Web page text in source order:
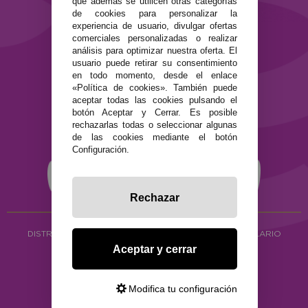
Términos y condiciones de uso
Política de privacidad
Política de cookies
DISTRIBUCIÓN ALIMENTACIÓN ECOLÓGICA Y HERBOLARIO
Copyright © 2026 ·www.ecocash.es
de cookies para personalizar la
experiencia de usuario, divulgar ofertas
comerciales personalizadas o realizar
análisis para optimizar nuestra oferta. El
usuario puede retirar su consentimiento
en todo momento, desde el enlace
«Política de cookies». También puede
aceptar todas las cookies pulsando el
botón Aceptar y Cerrar. Es posible
rechazarlas todas o seleccionar algunas
de las cookies mediante el botón
Configuración.
Rechazar
Aceptar y cerrar
Modifica tu configuración